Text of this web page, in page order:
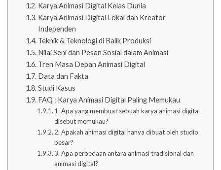
Karya Animasi Digital Kelas Dunia
Karya Animasi Digital Lokal dan Kreator
Independen
Teknik & Teknologi di Balik Produksi
Nilai Seni dan Pesan Sosial dalam Animasi
Tren Masa Depan Animasi Digital
Data dan Fakta
Studi Kasus
FAQ : Karya Animasi Digital Paling Memukau
1. Apa yang membuat sebuah karya animasi digital
disebut memukau?
2. Apakah animasi digital hanya dibuat oleh studio
besar?
3. Apa perbedaan antara animasi tradisional dan
animasi digital?